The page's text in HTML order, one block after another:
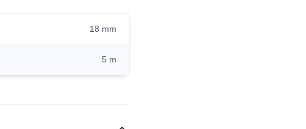
18 mm
5 m